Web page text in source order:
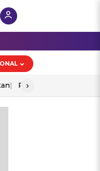
Perang As-Iran
›